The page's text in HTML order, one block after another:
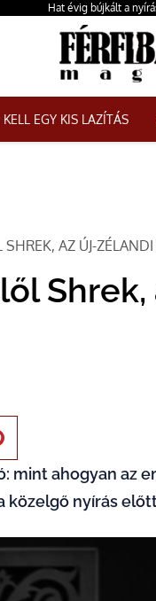
Hat évig bújkált a
KELL EGY KIS LAZÍTÁS
SHREK, AZ ÚJ-
Shrek,
mint ahogyan az
közelgő nyírás